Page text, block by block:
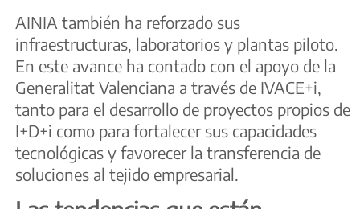
AINIA también ha reforzado sus
infraestructuras, laboratorios y plantas piloto.
En este avance ha contado con el apoyo de la
Generalitat Valenciana a través de IVACE+i,
tanto para el desarrollo de proyectos propios de
I+D+i como para fortalecer sus capacidades
tecnológicas y favorecer la transferencia de
soluciones al tejido empresarial.